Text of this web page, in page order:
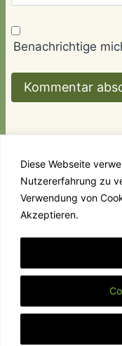
Diese Webseite
Nutzererfahrung zu
Verwendung von
Akzeptieren.
Benachrichtige
Links Kontakt
© 2026 Villa